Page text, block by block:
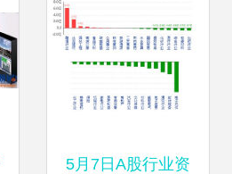
5月7日A股行业资